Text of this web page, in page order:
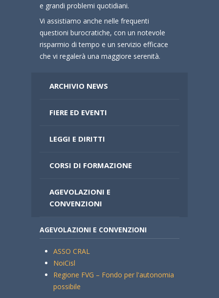
e grandi problemi quotidiani.
Vi assistiamo anche nelle frequenti
questioni burocratiche, con un notevole
risparmio di tempo e un servizio efficace
che vi regalerà una maggiore serenità.
ARCHIVIO NEWS
FIERE ED EVENTI
LEGGI E DIRITTI
CORSI DI FORMAZIONE
AGEVOLAZIONI E
CONVENZIONI
AGEVOLAZIONI E CONVENZIONI
ASSO CRAL
NoiCisl
Regione FVG – Fondo per l'autonomia
possibile